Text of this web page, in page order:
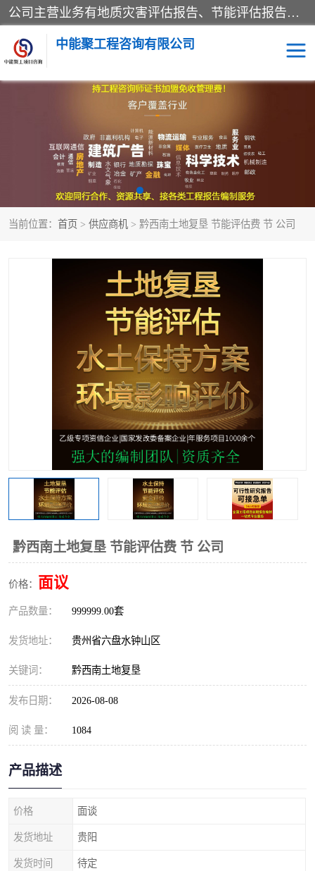
公司主营业务有地质灾害评估报告、节能评估报告、水土保持验收、水资源论证、土地复垦报告、项目可行性研究报告等。是经国家工商总局批准，在法律、法规、决定规定禁止的不得经营；法律、法规、决定规定应当许可（审批）的，经审批机关批准后凭许可（审批）文件经营;法律、法规，市场主体自主选择经营。
中能聚工程咨询有限公司
当前位置： 首页 > 供应商机 > 黔西南土地复垦 节能评估费 节 公司
黔西南土地复垦 节能评估费 节 公司
价格： 面议
产品数量： 999999.00套
发货地址： 贵州省六盘水钟山区
关键词： 黔西南土地复垦
发布日期： 2026-08-08
阅 读 量： 1084
产品描述
价格 面谈
发货地址 贵阳
发货时间 待定
水资源论证报告 土地复垦报告
地质灾害评估报告 工程项目验收报告
节能评估报告